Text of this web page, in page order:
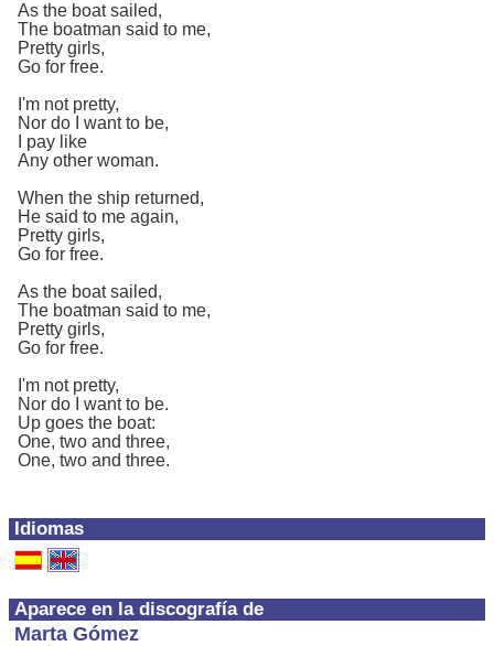
Idiomas
Aparece en la discografía de
Marta Gómez
As the boat sailed,
The boatman said to me,
Pretty girls,
Go for free.
I'm not pretty,
Nor do I want to be,
I pay like
Any other woman.
When the ship returned,
He said to me again,
Pretty girls,
Go for free.
As the boat sailed,
The boatman said to me,
Pretty girls,
Go for free.
I'm not pretty,
Nor do I want to be.
Up goes the boat:
One, two and three,
One, two and three.